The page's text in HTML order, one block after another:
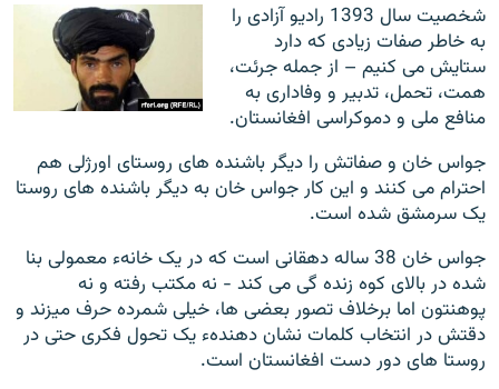
شخصیت سال 1393 رادیو آزادی را
به خاطر صفات زیادی که دارد
ستایش می کنیم – از جمله جرئت،
همت، تحمل، تدبیر و وفاداری به
منافع ملی و دموکراسی افغانستان.
جواس خان و صفاتش را دیگر باشنده های روستای اورژلی هم
احترام می کنند و این کار جواس خان به دیگر باشنده های روستا
یک سرمشق شده است.
جواس خان 38 ساله دهقانی است که در یک خانهء معمولی بنا
شده در بالای کوه زنده گی می کند - نه مکتب رفته و نه
پوهنتون اما برخلاف تصور بعضی ها، خیلی شمرده حرف میزند و
دقتش در انتخاب کلمات نشان دهندهء یک تحول فکری حتی در
روستا های دور دست افغانستان است.